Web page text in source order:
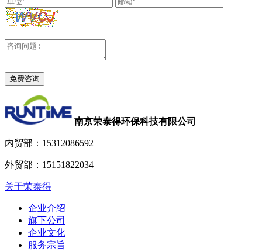
南京荣泰得环保科技有限公司
内贸部： 15312086592
外贸部： 15151822034
关于荣泰得
企业介绍
旗下公司
企业文化
服务宗旨